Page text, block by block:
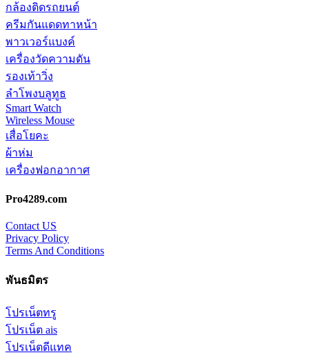
กล้องติดรถยนต์
ครีมกันแดดทาหน้า
พาวเวอร์แบงค์
เครื่องวัดความดัน
รองเท้าวิ่ง
ลำโพงบลูทูธ
Smart Watch
Wireless Mouse
เสื่อโยคะ
ผ้าห่ม
เครื่องฟอกอากาศ
Pro4289.com
Contact US
Privacy Policy
Terms And Conditions
พันธมิตร
โปรเน็ตทรู
โปรเน็ต ais
โปรเน็ตดีแทค